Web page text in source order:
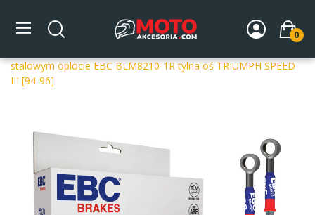
0
Strona główna DLA MOTOCYKLA
Układ hamulcowy
stalowym oplocie EBC BLM8210-1R tylna oś TRIUMPH SPEED
III [94-96]